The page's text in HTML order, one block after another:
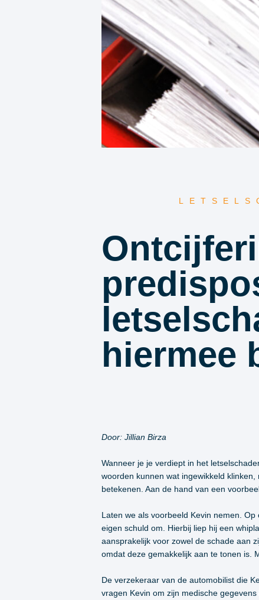
hiermee
Door: Jillian Birza
Wanneer je je verdiept in het
woorden kunnen wat ingewikkeld
betekenen. Aan de hand van een
Laten we als voorbeeld Kevin nemen.
eigen schuld om. Hierbij liep hij een
aansprakelijk voor zowel de schade aan
omdat deze gemakkelijk aan te tonen is.
De verzekeraar van de automobilist die
vragen Kevin om zijn medische